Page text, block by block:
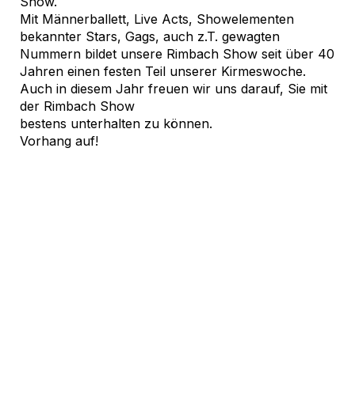
Mit Männerballett, Live Acts, Showelementen
bekannter Stars, Gags, auch z.T. gewagten
Nummern bildet unsere Rimbach Show seit über 40
Jahren einen festen Teil unserer Kirmeswoche.
Auch in diesem Jahr freuen wir uns darauf, Sie mit
der Rimbach Show
bestens unterhalten zu können.
Vorhang auf!